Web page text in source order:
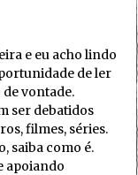
e eu acho lindo
de ler
vontade.
ser debatidos
filmes, séries.
saiba como é.
apoiando